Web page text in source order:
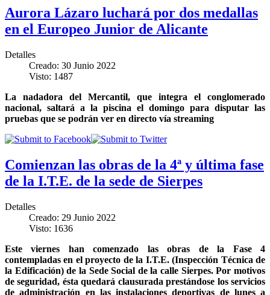
Aurora Lázaro luchará por dos medallas
en el Europeo Junior de Alicante
Detalles
Creado: 30 Junio 2022
Visto: 1487
La nadadora del Mercantil, que integra el conglomerado
nacional, saltará a la piscina el domingo para disputar las
pruebas que se podrán ver en directo vía streaming
Comienzan las obras de la 4ª y última fase
de la I.T.E. de la sede de Sierpes
Detalles
Creado: 29 Junio 2022
Visto: 1636
Este viernes han comenzado las obras de la Fase 4
contempladas en el proyecto de la I.T.E. (Inspección Técnica de
la Edificación) de la Sede Social de la calle Sierpes. Por motivos
de seguridad, ésta quedará clausurada prestándose los servicios
de administración en las instalaciones deportivas de lunes a